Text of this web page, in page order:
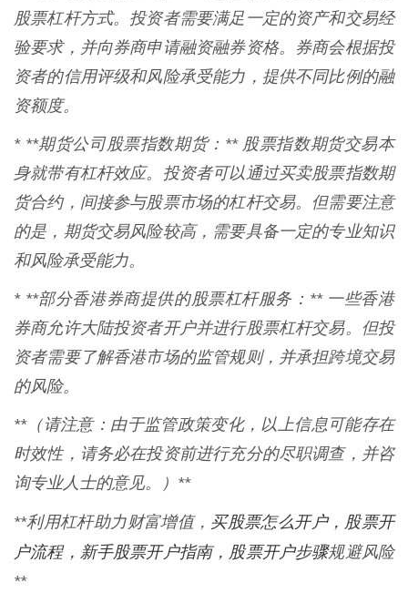
股票杠杆方式。投资者需要满足一定的资产和交易经
验要求，并向券商申请融资融券资格。券商会根据投
资者的信用评级和风险承受能力，提供不同比例的融
资额度。
* **期货公司股票指数期货：** 股票指数期货交易本
身就带有杠杆效应。投资者可以通过买卖股票指数期
货合约，间接参与股票市场的杠杆交易。但需要注意
的是，期货交易风险较高，需要具备一定的专业知识
和风险承受能力。
* **部分香港券商提供的股票杠杆服务：** 一些香港
券商允许大陆投资者开户并进行股票杠杆交易。但投
资者需要了解香港市场的监管规则，并承担跨境交易
的风险。
**（请注意：由于监管政策变化，以上信息可能存在
时效性，请务必在投资前进行充分的尽职调查，并咨
询专业人士的意见。）**
**利用杠杆助力财富增值， 买股票怎么开户，股票开
户流程，新手股票开户指南，股票开户步骤规避风险
**